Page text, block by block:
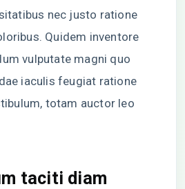
nec justo ratione
Quidem inventore
vulputate magni quo
iaculis feugiat ratione
totam auctor leo
taciti diam